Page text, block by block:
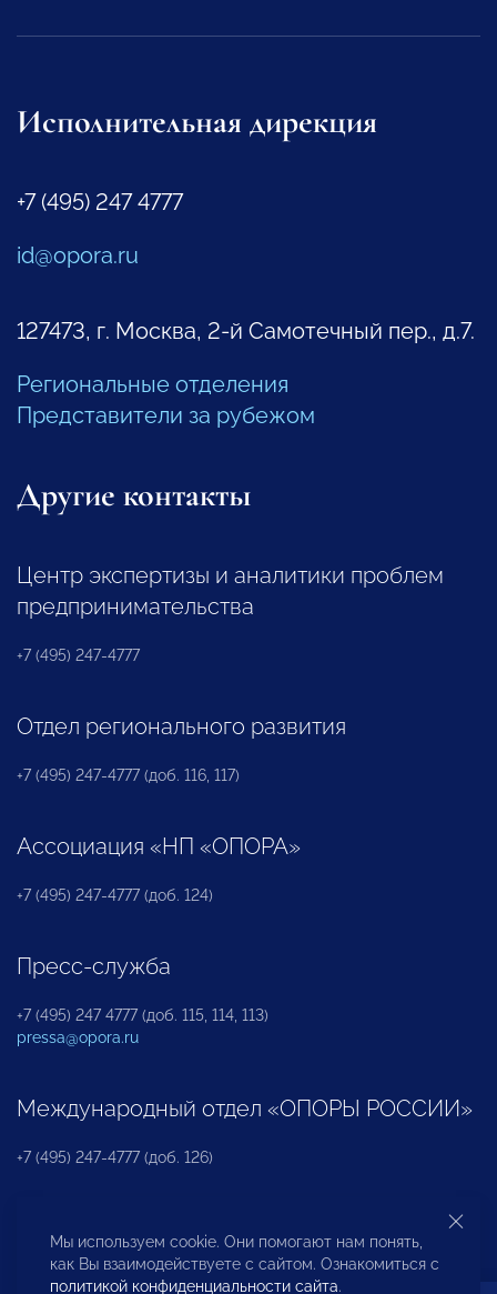
Исполнительная дирекция
+7 (495) 247 4777
id@opora.ru
127473, г. Москва, 2-й Самотечный пер., д.7.
Региональные отделения
Представители за рубежом
Другие контакты
Центр экспертизы и аналитики проблем
предпринимательства
+7 (495) 247-4777
Отдел регионального развития
+7 (495) 247-4777 (доб. 116, 117)
Ассоциация «НП «ОПОРА»
+7 (495) 247-4777 (доб. 124)
Пресс-служба
+7 (495) 247 4777 (доб. 115, 114, 113)
pressa@opora.ru
Международный отдел «ОПОРЫ РОССИИ»
+7 (495) 247-4777 (доб. 126)
Бюро по защите прав предпринимателей и
инвесторов
Мы используем cookie. Они помогают нам понять,
как Вы взаимодействуете с сайтом. Ознакомиться с
политикой конфиденциальности сайта.